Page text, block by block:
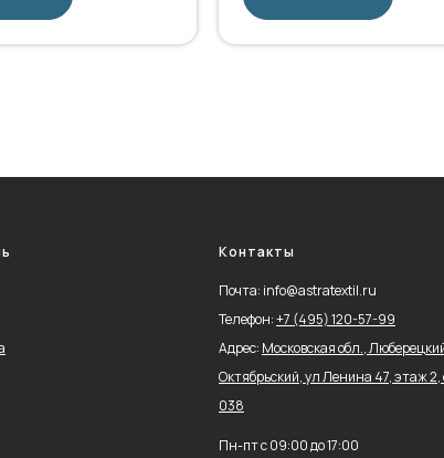
Контакты
Почта: info@astratextil.ru
Телефон:+7 (495) 120-57-99
Адрес: Московская обл.,
Октябрьский, ул Ленина 47, этаж 2,
038
Пн-пт с 09:00 до 17:00